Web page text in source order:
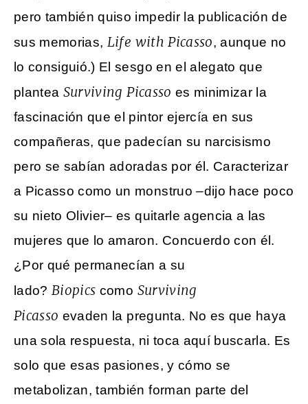
pero también quiso impedir la publicación de
sus memorias, Life with Picasso, aunque no
lo consiguió.) El sesgo en el alegato que
plantea Surviving Picasso es minimizar la
fascinación que el pintor ejercía en sus
compañeras, que padecían su narcisismo
pero se sabían adoradas por él. Caracterizar
a Picasso como un monstruo –dijo hace poco
su nieto Olivier– es quitarle agencia a las
mujeres que lo amaron. Concuerdo con él.
¿Por qué permanecían a su
lado? Biopics como Surviving
Picasso evaden la pregunta. No es que haya
una sola respuesta, ni toca aquí buscarla. Es
solo que esas pasiones, y cómo se
metabolizan, también forman parte del